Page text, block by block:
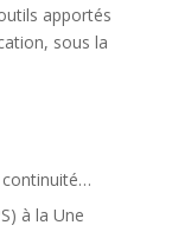
apportés
sous la
continuité…
à la Une